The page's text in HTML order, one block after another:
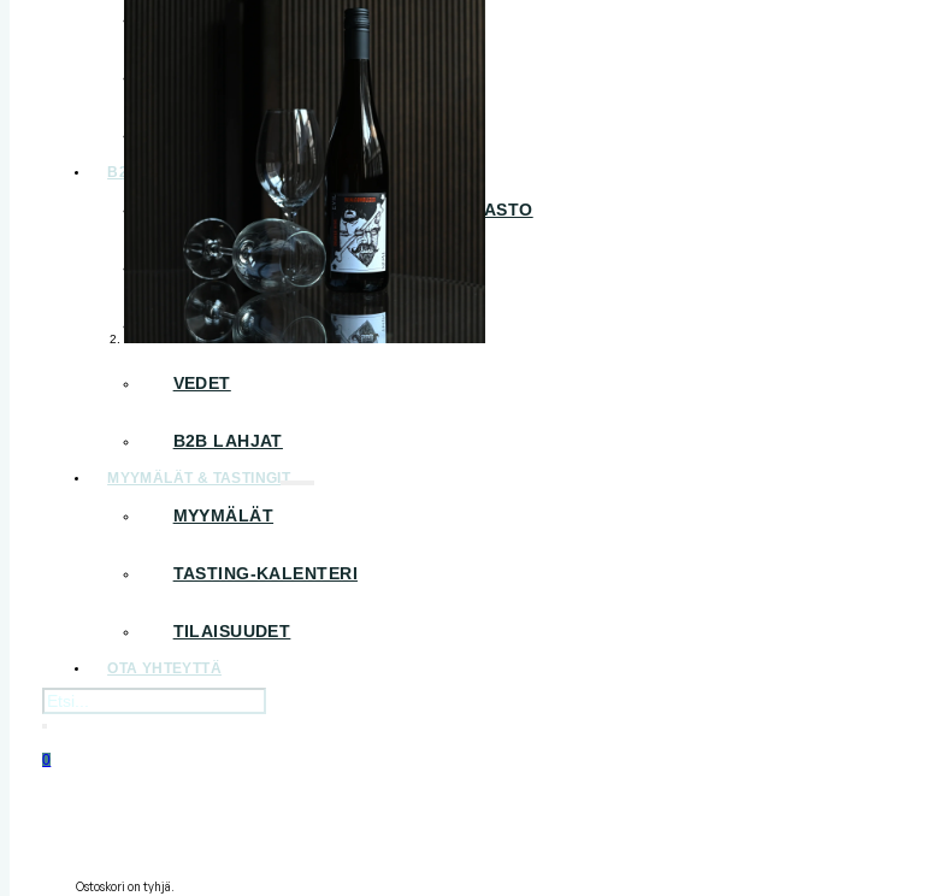
ALKOHOLITTOMAT LAHJAT
FREE SPIRIT LAHJAKORTIT
B2B
B2B – OTA YHTEYTTÄ – TILAA HINNASTO
B2B – HORECA
B2B – VALMIIT JUOMAPAKETIT
VEDET
B2B LAHJAT
MYYMÄLÄT & TASTINGIT
MYYMÄLÄT
TASTING-KALENTERI
TILAISUUDET
OTA YHTEYTTÄ
Haku
0
Ostoskori on tyhjä.